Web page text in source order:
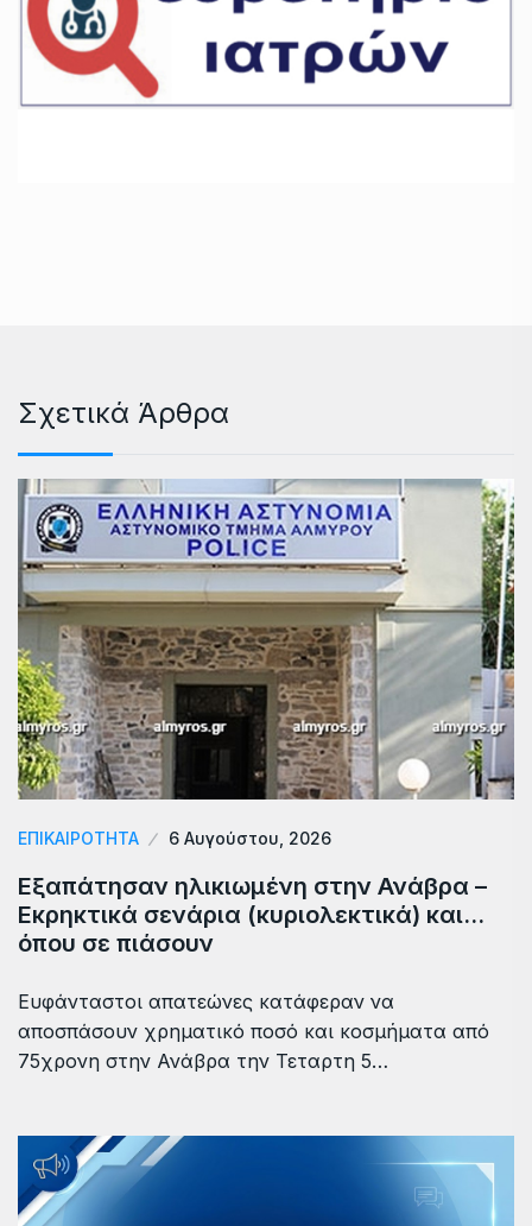
Σχετικά Άρθρα
ΕΠΙΚΑΙΡΟΤΗΤΑ 6 Αυγούστου, 2026
Εξαπάτησαν ηλικιωμένη στην Ανάβρα –
Εκρηκτικά σενάρια (κυριολεκτικά) και…
όπου σε πιάσουν
Ευφάνταστοι απατεώνες κατάφεραν να
αποσπάσουν χρηματικό ποσό και κοσμήματα από
75χρονη στην Ανάβρα την Τεταρτη 5…